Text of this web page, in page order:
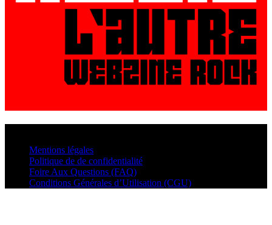
Mentions légales
Politique de de confidentialité
Foire Aux Questions (FAQ)
Conditions Générales d’Utilisation (CGU)